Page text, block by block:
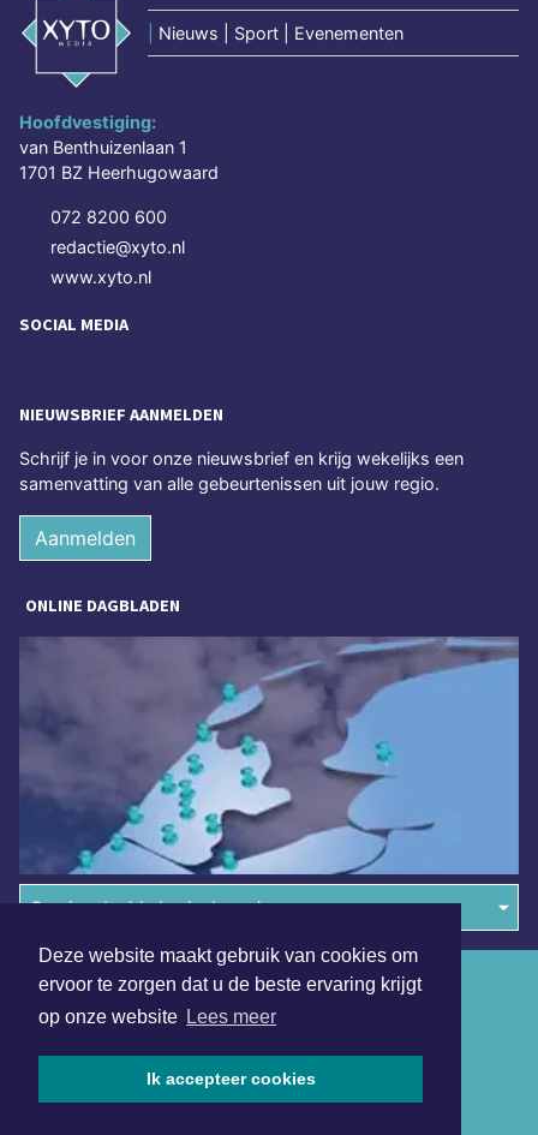
Deze website maakt gebruik van cookies om
ervoor te zorgen dat u de beste ervaring krijgt
op onze website Lees meer
Ik accepteer cookies
Nieuws | Sport | Evenementen
Hoofdvestiging:
van Benthuizenlaan 1
1701 BZ Heerhugowaard
072 8200 600
redactie@xyto.nl
www.xyto.nl
SOCIAL MEDIA
NIEUWSBRIEF AANMELDEN
Schrijf je in voor onze nieuwsbrief en krijg wekelijks een
samenvatting van alle gebeurtenissen uit jouw regio.
Aanmelden
ONLINE DAGBLADEN
Overige dagbladen in de regio
Algemene voorwaarden
Disclaimer